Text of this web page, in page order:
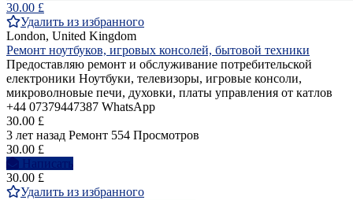
30.00 £
Удалить из избранного
London, United Kingdom
Ремонт ноутбуков, игровых консолей, бытовой техники
Предоставляю ремонт и обслуживание потребительской
електроники Ноутбуки, телевизоры, игровые консоли,
микроволновые печи, духовки, платы управления от катлов
+44 07379447387 WhatsApp
30.00 £
3 лет назад Ремонт 554 Просмотров
30.00 £
Написать
30.00 £
Удалить из избранного